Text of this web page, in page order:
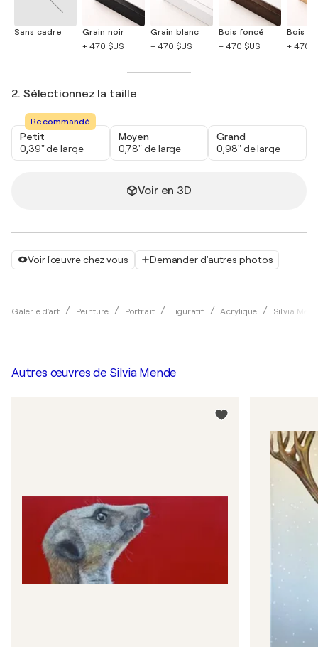
Voir l'œuvre chez vous Demander d'autres photos
Galerie d'art Peinture Portrait Figuratif Acrylique Silvia
Sans cadre
Grain noir
+ 470 $US
Grain blanc
+ 470 $US
Bois foncé
+ 470 $US
Bois
+ 470
2. Sélectionnez la taille
Recommandé
Petit
0,39" de large
Moyen
0,78" de large
Grand
0,98" de large
Voir en 3D
Autres œuvres de Silvia Mende